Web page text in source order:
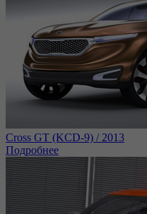
Cross GT (KCD-9) / 2013
Подробнее